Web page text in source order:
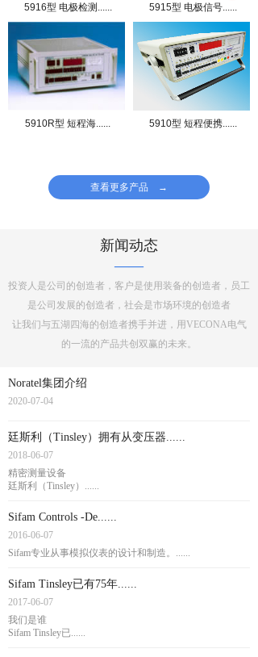
5916型 电极检测...... 5915型 电极信号......
5910R型 短程海...... 5910型 短程便携......
查看更多产品 →
新闻动态
——
投资人是公司的创造者，客户是使用装备的创造者，员工
是公司发展的创造者，社会是市场环境的创造者
让我们与五湖四海的创造者携手并进，用VECONA电气
的一流的产品共创双赢的未来。
Noratel集团介绍
2020-07-04
廷斯利（Tinsley）拥有从变压器......
2018-06-07
精密测量设备
廷斯利（Tinsley）......
Sifam Controls -De......
2016-06-07
Sifam专业从事模拟仪表的设计和制造。......
Sifam Tinsley已有75年......
2017-06-07
我们是谁
Sifam Tinsley已......